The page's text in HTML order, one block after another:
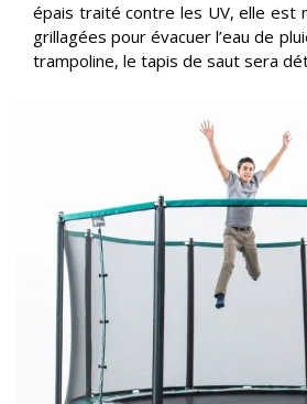
épais traité contre les UV, elle est
grillagées pour évacuer l’eau de
trampoline, le tapis de saut sera